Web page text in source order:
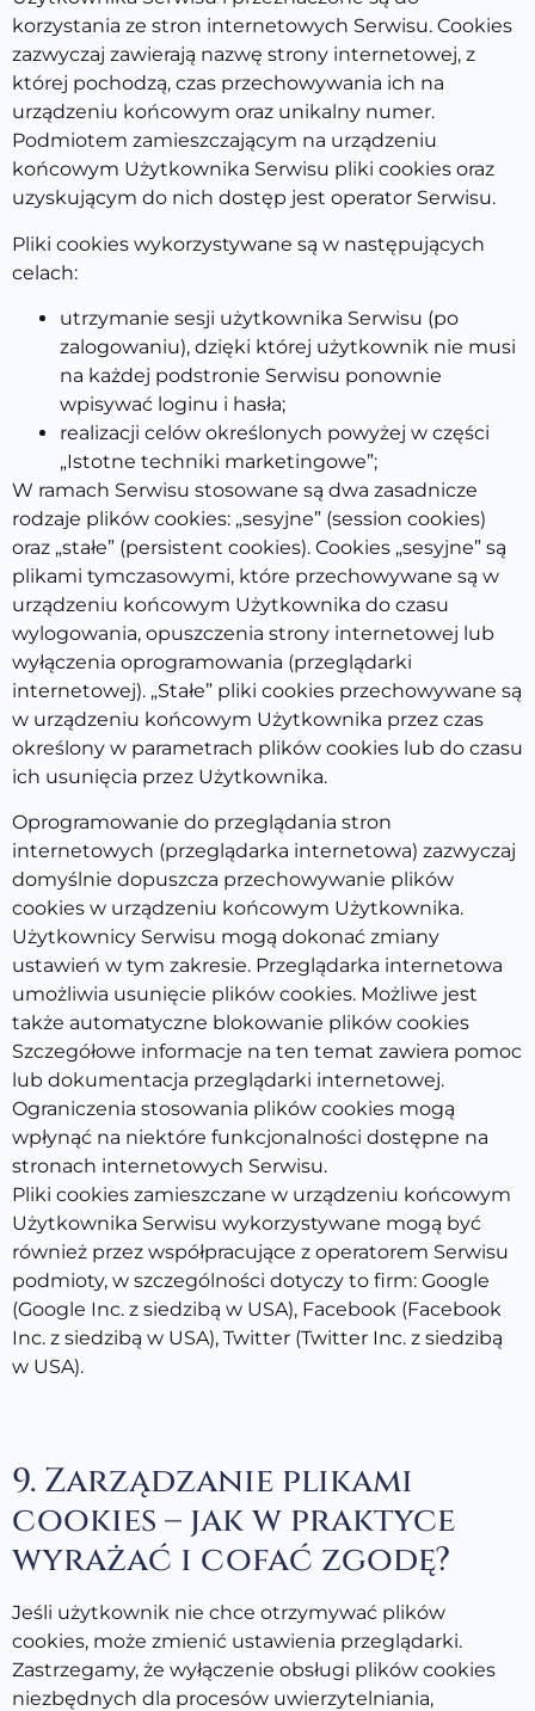
korzystania ze stron internetowych Serwisu. Cookies
zazwyczaj zawierają nazwę strony internetowej, z
której pochodzą, czas przechowywania ich na
urządzeniu końcowym oraz unikalny numer.
Podmiotem zamieszczającym na urządzeniu
końcowym Użytkownika Serwisu pliki cookies oraz
uzyskującym do nich dostęp jest operator Serwisu.
Pliki cookies wykorzystywane są w następujących
celach:
utrzymanie sesji użytkownika Serwisu (po
zalogowaniu), dzięki której użytkownik nie musi
na każdej podstronie Serwisu ponownie
wpisywać loginu i hasła;
realizacji celów określonych powyżej w części
„Istotne techniki marketingowe”;
W ramach Serwisu stosowane są dwa zasadnicze
rodzaje plików cookies: „sesyjne” (session cookies)
oraz „stałe” (persistent cookies). Cookies „sesyjne” są
plikami tymczasowymi, które przechowywane są w
urządzeniu końcowym Użytkownika do czasu
wylogowania, opuszczenia strony internetowej lub
wyłączenia oprogramowania (przeglądarki
internetowej). „Stałe” pliki cookies przechowywane są
w urządzeniu końcowym Użytkownika przez czas
określony w parametrach plików cookies lub do czasu
ich usunięcia przez Użytkownika.
Oprogramowanie do przeglądania stron
internetowych (przeglądarka internetowa) zazwyczaj
domyślnie dopuszcza przechowywanie plików
cookies w urządzeniu końcowym Użytkownika.
Użytkownicy Serwisu mogą dokonać zmiany
ustawień w tym zakresie. Przeglądarka internetowa
umożliwia usunięcie plików cookies. Możliwe jest
także automatyczne blokowanie plików cookies
Szczegółowe informacje na ten temat zawiera pomoc
lub dokumentacja przeglądarki internetowej.
Ograniczenia stosowania plików cookies mogą
wpłynąć na niektóre funkcjonalności dostępne na
stronach internetowych Serwisu.
Pliki cookies zamieszczane w urządzeniu końcowym
Użytkownika Serwisu wykorzystywane mogą być
również przez współpracujące z operatorem Serwisu
podmioty, w szczególności dotyczy to firm: Google
(Google Inc. z siedzibą w USA), Facebook (Facebook
Inc. z siedzibą w USA), Twitter (Twitter Inc. z siedzibą
w USA).
9. Zarządzanie plikami
cookies – jak w praktyce
wyrażać i cofać zgodę?
Jeśli użytkownik nie chce otrzymywać plików
cookies, może zmienić ustawienia przeglądarki.
Zastrzegamy, że wyłączenie obsługi plików cookies
niezbędnych dla procesów uwierzytelniania,